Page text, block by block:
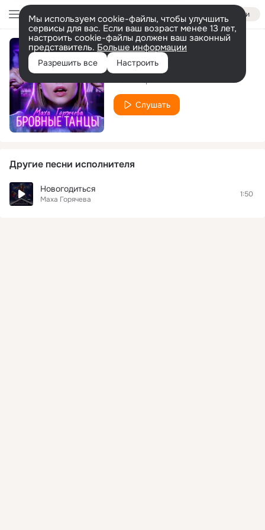
Войти
Мы используем cookie-файлы, чтобы улучшить
сервисы для вас. Если ваш возраст менее 13 лет,
настроить cookie-файлы должен ваш законный
представитель. Больше информации
Разрешить все Настроить
Бровные танцы
Слушать
Другие песни исполнителя
Новогодиться
Маха Горячева
1:50